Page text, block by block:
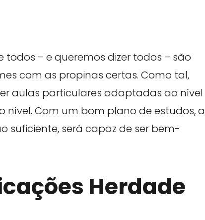
– e queremos dizer todos – são
com as propinas certas. Como tal,
aulas particulares adaptadas ao nível
nível. Com um bom plano de estudos, a
suficiente, será capaz de ser bem-
Herdade